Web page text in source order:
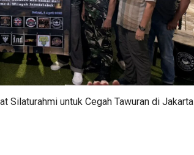
Silaturahmi untuk Cegah Tawuran di Jakarta